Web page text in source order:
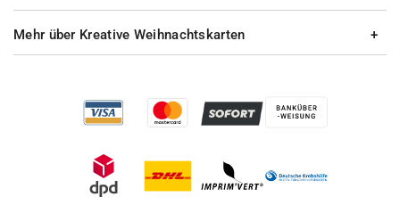
Mehr über Kreative Weihnachtskarten